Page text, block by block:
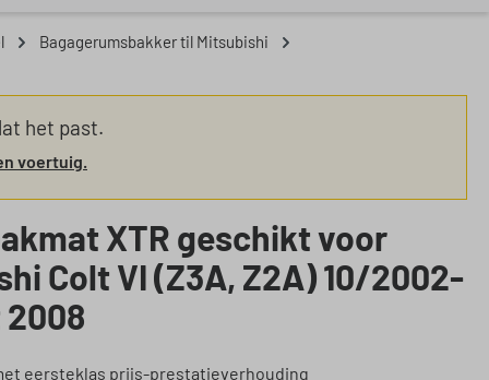
Bagagerumsbakker til Mitsubishi
het past.
voertuig.
XTR geschikt voor
Colt VI (Z3A, Z2A) 10/2002-
eersteklas prijs-prestatieverhouding